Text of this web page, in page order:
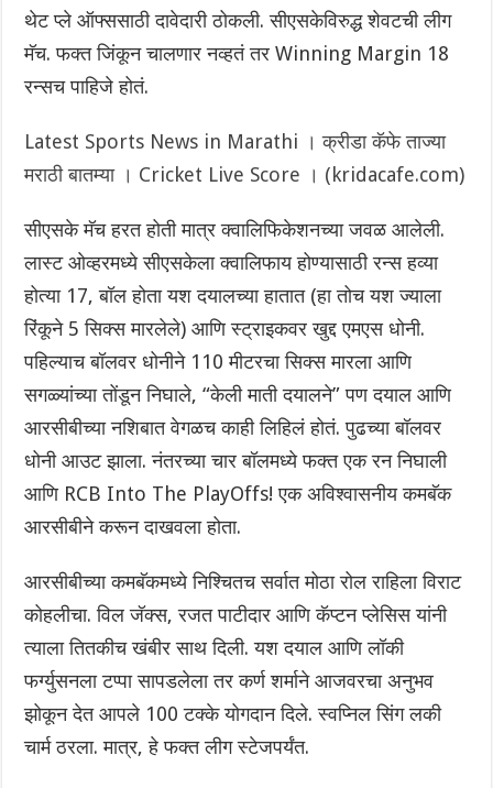
थेट प्ले ऑफ्ससाठी दावेदारी ठोकली. सीएसकेविरुद्ध शेवटची लीग
मॅच. फक्त जिंकून चालणार नव्हतं तर Winning Margin 18
रन्सच पाहिजे होतं.
Latest Sports News in Marathi । क्रीडा कॅफे ताज्या
मराठी बातम्या । Cricket Live Score । (kridacafe.com)
सीएसके मॅच हरत होती मात्र क्वालिफिकेशनच्या जवळ आलेली.
लास्ट ओव्हरमध्ये सीएसकेला क्वालिफाय होण्यासाठी रन्स हव्या
होत्या 17, बॉल होता यश दयालच्या हातात (हा तोच यश ज्याला
रिंकूने 5 सिक्स मारलेले) आणि स्ट्राइकवर खुद्द एमएस धोनी.
पहिल्याच बॉलवर धोनीने 110 मीटरचा सिक्स मारला आणि
सगळ्यांच्या तोंडून निघाले, “केली माती दयालने” पण दयाल आणि
आरसीबीच्या नशिबात वेगळच काही लिहिलं होतं. पुढच्या बॉलवर
धोनी आउट झाला. नंतरच्या चार बॉलमध्ये फक्त एक रन निघाली
आणि RCB Into The PlayOffs! एक अविश्वासनीय कमबॅक
आरसीबीने करून दाखवला होता.
आरसीबीच्या कमबॅकमध्ये निश्चितच सर्वात मोठा रोल राहिला विराट
कोहलीचा. विल जॅक्स, रजत पाटीदार आणि कॅप्टन प्लेसिस यांनी
त्याला तितकीच खंबीर साथ दिली. यश दयाल आणि लॉकी
फर्ग्युसनला टप्पा सापडलेला तर कर्ण शर्माने आजवरचा अनुभव
झोकून देत आपले 100 टक्के योगदान दिले. स्वप्निल सिंग लकी
चार्म ठरला. मात्र, हे फक्त लीग स्टेजपर्यंत.